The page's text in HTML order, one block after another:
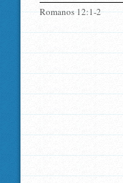
Romanos 12:1-2